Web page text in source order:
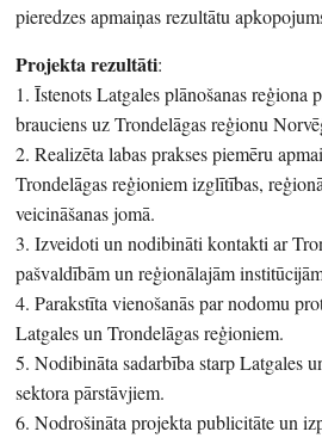
pieredzes apmaiņas rezultātu
Projekta rezultāti:
1. Īstenots Latgales plānošanas reģiona
brauciens uz Trondelāgas reģionu
2. Realizēta labas prakses piemēru
Trondelāgas reģioniem izglītības,
veicināšanas jomā.
3. Izveidoti un nodibināti kontakti ar
pašvaldībām un reģionālajām
4. Parakstīta vienošanās par nodomu
Latgales un Trondelāgas reģioniem.
5. Nodibināta sadarbība starp Latgales
sektora pārstāvjiem.
6. Nodrošināta projekta publicitāte un